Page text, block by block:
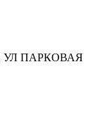
УЛ ПАРКОВАЯ